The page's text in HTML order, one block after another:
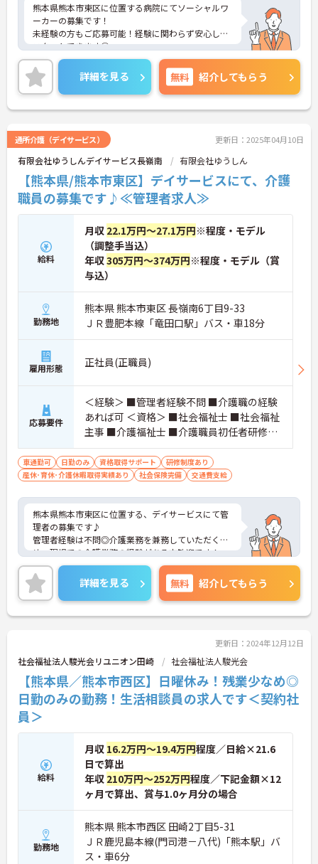
熊本県熊本市東区に位置する病院にてソーシャルワ
ーカーの募集です！
未経験の方もご応募可能！経験に関わらず安心して
スタートできます◎
育児休業や医療費補助制度など、その他福利厚生も
整っておりますので安心して就業していただけます
★
ご興味のある方は、マイナビ介護職までお問い合わ
せください。
詳細を見る 無料 紹介してもらう
通所介護（デイサービス） 更新日：2025年04月10日
有限会社ゆうしんデイサービス長嶺南 有限会社ゆうしん
【熊本県/熊本市東区】デイサービスにて、介護
職員の募集です♪≪管理者求人≫
給料
月収 22.1万円～27.1万円※程度・モデル
（調整手当込）
年収305万円～374万円※程度・モデル（賞
与込）
勤務地
熊本県 熊本市東区 長嶺南6丁目9-33
ＪＲ豊肥本線「竜田口駅」バス・車18分
雇用形態 正社員(正職員)
応募要件
＜経験＞ ■管理者経験不問 ■介護職の経験
あれば可 ＜資格＞ ■社会福祉士 ■社会福祉
主事 ■介護福祉士 ■介護職員初任者研修
（旧ヘルパー2級）以上 ■普通自動車免許
（AT限定可）
車通勤可 日勤のみ 資格取得サポート
研修制度あり
産休･育休･介護休暇取得実績あり
社会保険完備 交通費支給
熊本県熊本市東区に位置する、デイサービスにて管
理者の募集です♪
管理者経験は不問◎介護業務を兼務していただくた
め、現場での介護業務の経験がある方歓迎です！
また、職員教育にも力を入れており、社内研修制度
や、資格取得支援制度の利用を通してスキルアップ
を図る事ができます♪
ご興味ある方には、面接のポイントなど、さらに詳
細をお話致しますのでお気軽にご相談ください。
詳細を見る 無料 紹介してもらう
更新日：2024年12月12日
社会福祉法人駿光会リユニオン田崎 社会福祉法人駿光会
【熊本県／熊本市西区】日曜休み！残業少なめ◎
日勤のみの勤務！生活相談員の求人です＜契約社
員＞
給料
月収 16.2万円～19.4万円程度／日給×21.6
日で算出
年収 210万円～252万円程度／下記金額×12
ヶ月で算出、賞与1.0ヶ月分の場合
勤務地
熊本県 熊本市西区 田崎2丁目5-31
ＪＲ鹿児島本線(門司港－八代)「熊本駅」バ
ス・車6分